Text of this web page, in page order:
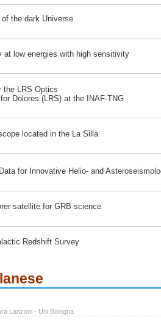
the dark Universe
at low energies with high sensitivity
the LRS Optics
Dolores (LRS) at the INAF-TNG
located in the La Silla
for Innovative Helio- and
satellite for GRB science
Redshift Survey
Lanzoni - Uni Bologna